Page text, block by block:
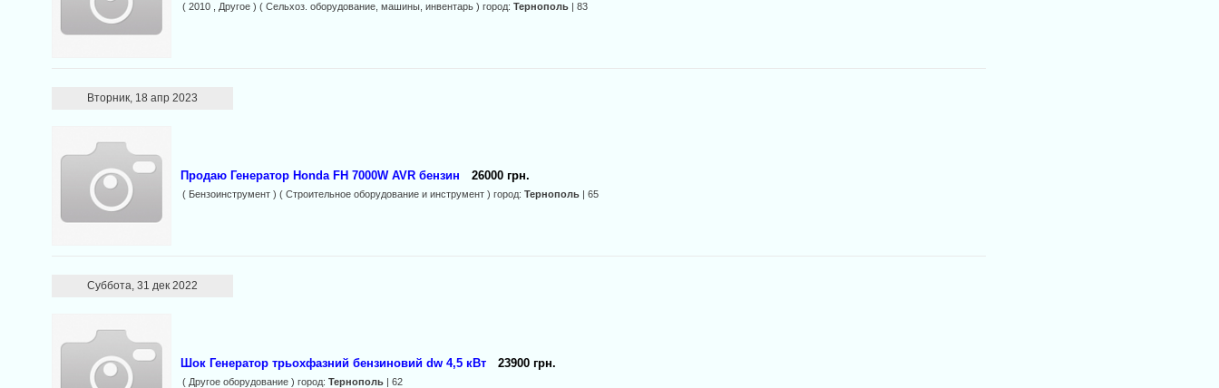
( 2010 , Другое ) ( Сельхоз. оборудование, машины, инвентарь ) город:Тернополь | 83
Вторник, 18 апр 2023
Продаю Генератор Honda FH 7000W AVR бензин 26000 грн.
( Бензоинструмент ) ( Строительное оборудование и инструмент ) город:Тернополь | 65
Суббота, 31 дек 2022
Шок Генератор трьохфазний бензиновий dw 4,5 кВт 23900 грн.
( Другое оборудование ) город:Тернополь | 62